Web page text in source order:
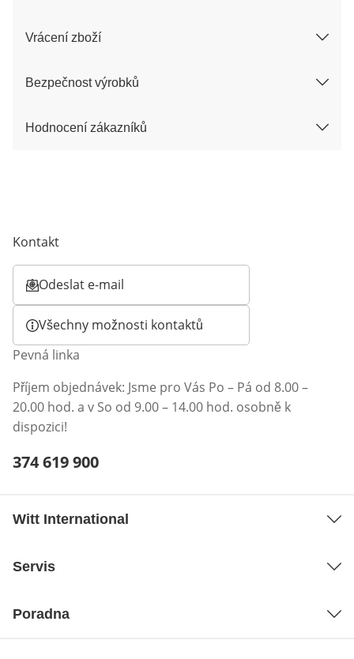
Vrácení zboží
Bezpečnost výrobků
Hodnocení zákazníků
Kontakt
Odeslat e-mail
Otevírá e-mailového klienta
Všechny možnosti kontaktů
Pevná linka
Příjem objednávek: Jsme pro Vás Po – Pá od 8.00 –
20.00 hod. a v So od 9.00 – 14.00 hod. osobně k
dispozici!
Telefonní číslo:
374 619 900
Witt International
Servis
Poradna